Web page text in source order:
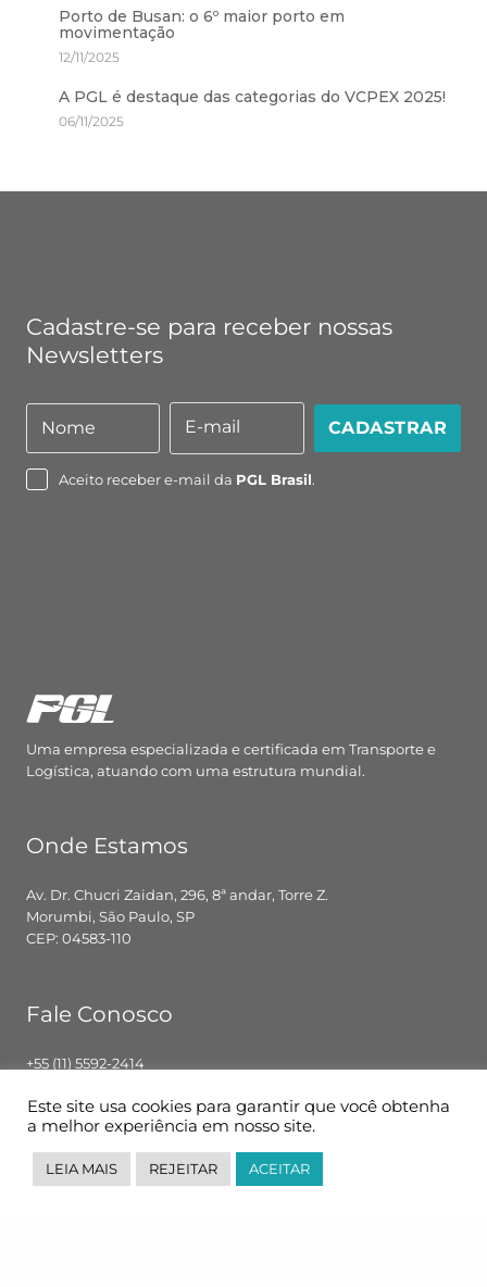
Porto de Busan: o 6º maior porto em
movimentação
12/11/2025
A PGL é destaque das categorias do VCPEX 2025!
06/11/2025
Cadastre-se para receber nossas
Newsletters
Nome
Nome
mail
E-mail CADASTRAR
Aceito receber e-mail da PGL Brasil.
Uma empresa especializada e certificada em Transporte e
Logística, atuando com uma estrutura mundial.
Onde Estamos
Av. Dr. Chucri Zaidan, 296, 8ª andar, Torre Z.
Morumbi, São Paulo, SP
CEP: 04583-110
Fale Conosco
+55 (11) 5592-2414
Segunda – Sexta: 8h00 – 18h00
Siga-nos
Este site usa cookies para garantir que você obtenha
a melhor experiência em nosso site.
LEIA MAIS REJEITAR ACEITAR